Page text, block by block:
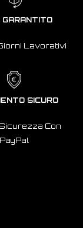
GARANTITO
Lavorativi
SICURO
Con
PayPal